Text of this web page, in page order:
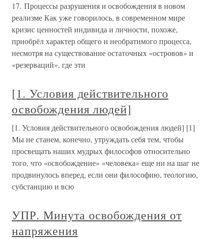
17. Процессы разрушения и освобождения в новом
реализме Как уже говорилось, в современном мире
кризис ценностей индивида и личности, похоже,
приобрёл характер общего и необратимого процесса,
несмотря на существование остаточных «островов» и
«резерваций», где эти
[1. Условия действительного
освобождения людей]
[1. Условия действительного освобождения людей] [1]
Мы не станем, конечно, утруждать себя тем, чтобы
просвещать наших мудрых философов относительно
того, что «освобождение» «человека» еще ни на шаг не
продвинулось вперед, если они философию, теологию,
субстанцию и всю
УПР. Минута освобождения от
напряжения